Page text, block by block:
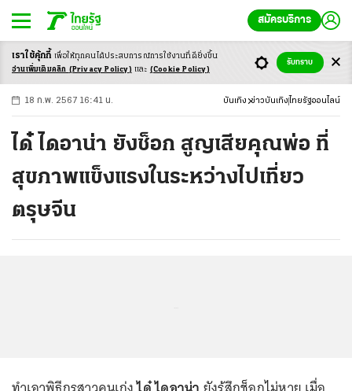
สมัครบริการ
-ก ก ก+
18 ก.พ. 2567 16:41 น. บันเทิง ข่าวบันเทิง ไทยรัฐออนไลน์
ได๋ ไดอาน่า ยังช็อก สูญเสียคุณพ่อ ที่
สุขภาพแข็งแรงในระหว่างไปเที่ยว
ตรุษจีน
เราใช้คุ้กกี้ เพื่อให้ทุกคนได้ประสบการณ์การใช้งานที่ดียิ่งขึ้น
อ่านเพิ่มเติมคลิก (Privacy Policy) และ (Cookie Policy)
รับทราบ